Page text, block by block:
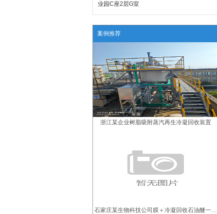
业园C座2层G室
案例推荐
浙江某企业树脂吸附蒸汽再生冷凝回收装置
石家庄某生物科技公司膜＋冷凝回收石油醚一体